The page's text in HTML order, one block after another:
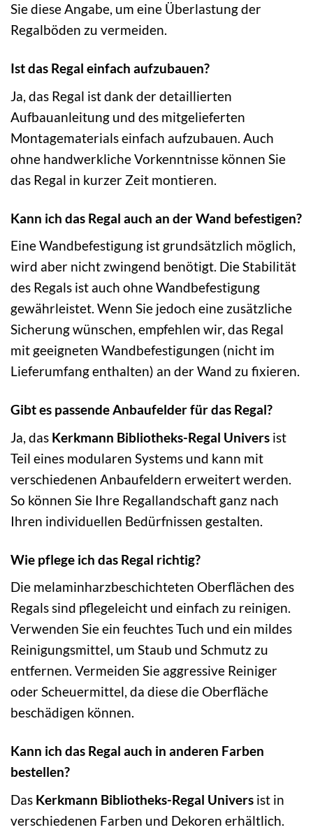
Sie diese Angabe, um eine Überlastung der
Regalböden zu vermeiden.
Ist das Regal einfach aufzubauen?
Ja, das Regal ist dank der detaillierten
Aufbauanleitung und des mitgelieferten
Montagematerials einfach aufzubauen. Auch
ohne handwerkliche Vorkenntnisse können Sie
das Regal in kurzer Zeit montieren.
Kann ich das Regal auch an der Wand befestigen?
Eine Wandbefestigung ist grundsätzlich möglich,
wird aber nicht zwingend benötigt. Die Stabilität
des Regals ist auch ohne Wandbefestigung
gewährleistet. Wenn Sie jedoch eine zusätzliche
Sicherung wünschen, empfehlen wir, das Regal
mit geeigneten Wandbefestigungen (nicht im
Lieferumfang enthalten) an der Wand zu fixieren.
Gibt es passende Anbaufelder für das Regal?
Ja, das Kerkmann Bibliotheks-Regal Univers ist
Teil eines modularen Systems und kann mit
verschiedenen Anbaufeldern erweitert werden.
So können Sie Ihre Regallandschaft ganz nach
Ihren individuellen Bedürfnissen gestalten.
Wie pflege ich das Regal richtig?
Die melaminharzbeschichteten Oberflächen des
Regals sind pflegeleicht und einfach zu reinigen.
Verwenden Sie ein feuchtes Tuch und ein mildes
Reinigungsmittel, um Staub und Schmutz zu
entfernen. Vermeiden Sie aggressive Reiniger
oder Scheuermittel, da diese die Oberfläche
beschädigen können.
Kann ich das Regal auch in anderen Farben
bestellen?
Das Kerkmann Bibliotheks-Regal Univers ist in
verschiedenen Farben und Dekoren erhältlich.